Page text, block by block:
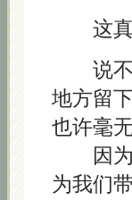
这真
说
地方留
也许毫
因为
为我们